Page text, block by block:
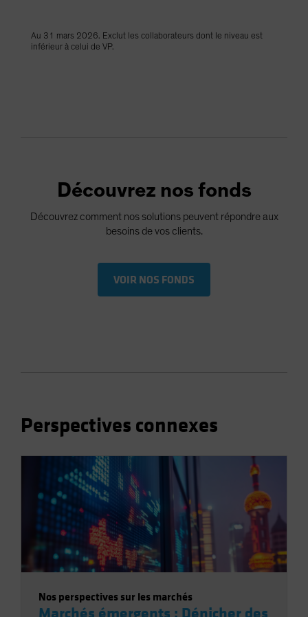
Au 31 mars 2026. Exclut les collaborateurs dont le niveau est
inférieur à celui de VP.
Découvrez nos fonds
Découvrez comment nos solutions peuvent répondre aux
besoins de vos clients.
VOIR NOS FONDS
Perspectives connexes
Nos perspectives sur les marchés